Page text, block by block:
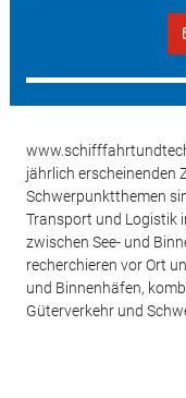
jährlich erscheinenden
Schwerpunktthemen
Transport und Logistik
zwischen See- und
recherchieren vor Ort
und Binnenhäfen,
Güterverkehr und